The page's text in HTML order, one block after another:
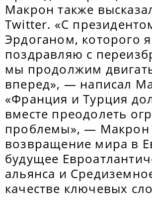
Макрон также
Twitter. «С
Эрдоганом, которого я
поздравляю с
мы продолжим
вперед», — написал
«Франция и Турция
вместе преодолеть
проблемы», — Макрон
возвращение мира в
будущее
альянса и
качестве ключевых